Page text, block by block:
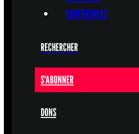
CONFÉRENCES
RECHERCHER
S'ABONNER
DONS